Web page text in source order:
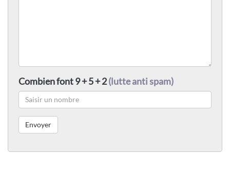
Combien font 9 + 5 + 2(lutte anti spam)